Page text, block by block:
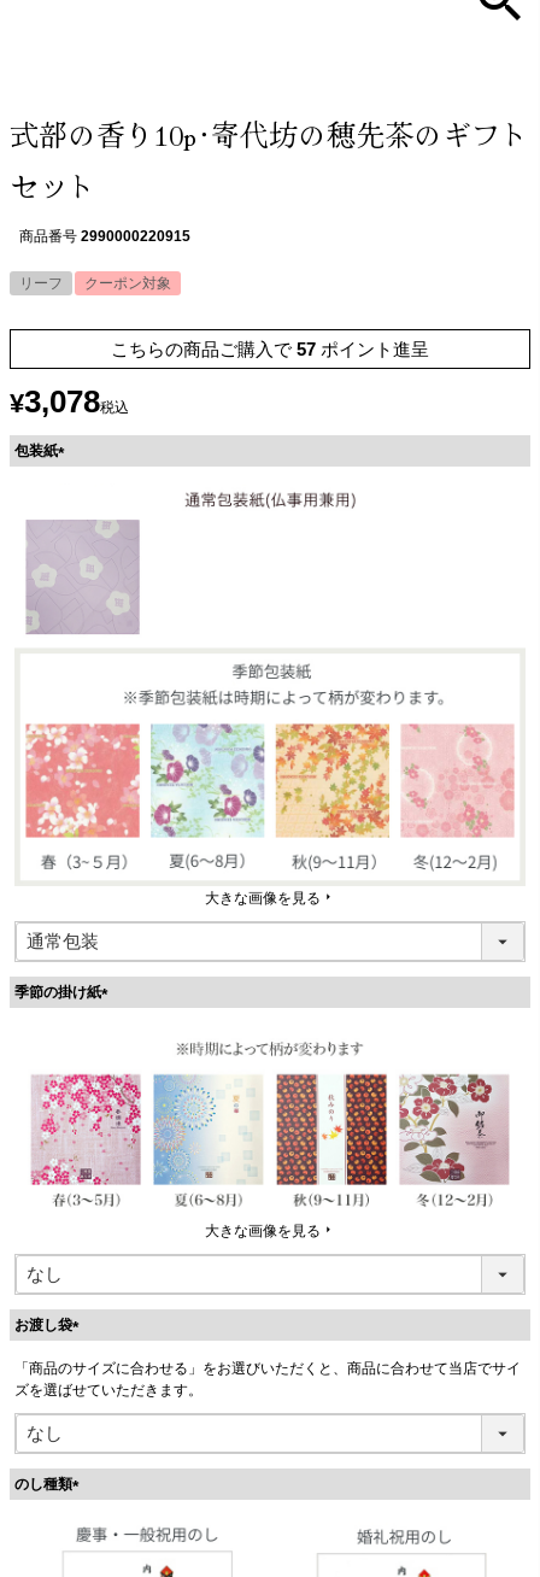
式部の香り10p･寄代坊の穂先茶のギフト
セット
商品番号 2990000220915
リーフ クーポン対象
こちらの商品ご購入で 57 ポイント進呈
¥3,078税込
包装紙
須
大きな画像を見る
季節の掛け紙
)
大きな画像を見る
お渡し袋
必
須
)
「商品のサイズに合わせる」をお選びいただくと、商品に合わせて当店でサイ
ズを選ばせていただきます。
のし種類
必
須